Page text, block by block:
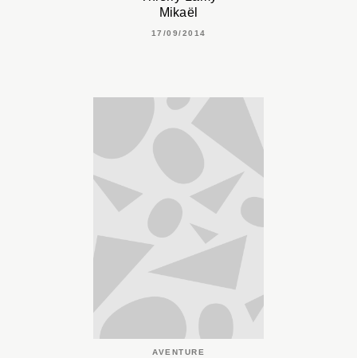
Mikaël
17/09/2014
AVENTURE